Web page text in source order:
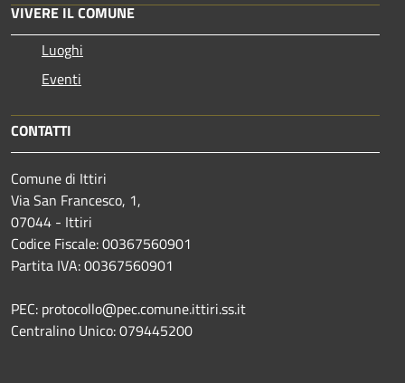
VIVERE IL COMUNE
Luoghi
Eventi
CONTATTI
Comune di Ittiri
Via San Francesco, 1,
07044 - Ittiri
Codice Fiscale: 00367560901
Partita IVA: 00367560901
PEC: protocollo@pec.comune.ittiri.ss.it
Centralino Unico: 079445200